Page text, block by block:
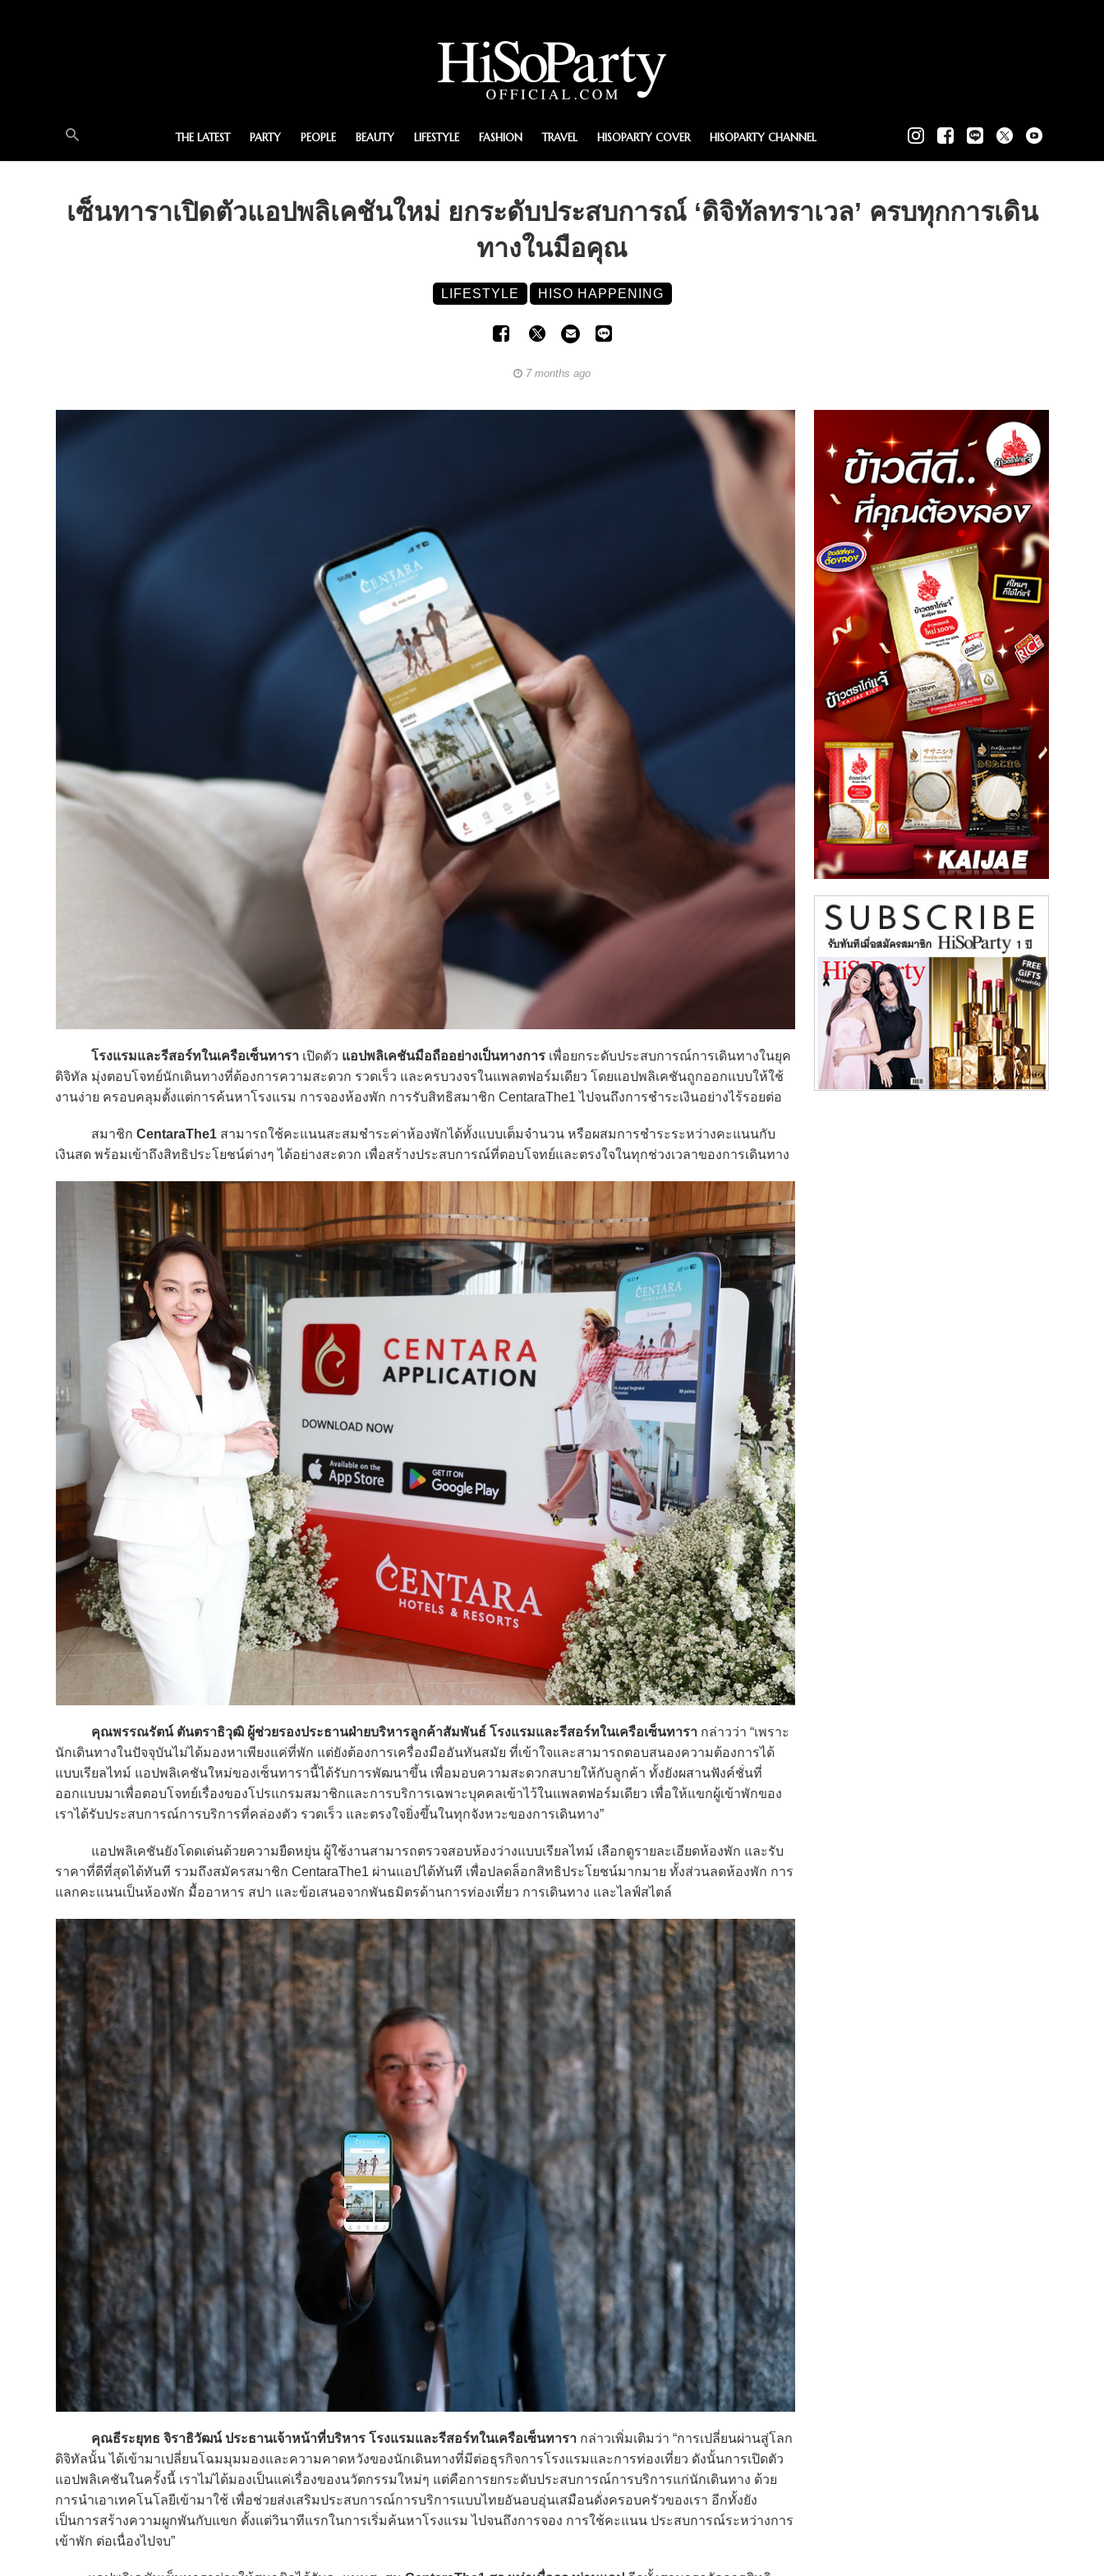
THE LATEST PARTY PEOPLE BEAUTY LIFESTYLE FASHION TRAVEL HISOPARTY COVER HISOPARTY CHANNEL
เซ็นทาราเปิดตัวแอปพลิเคชันใหม่ ยกระดับประสบการณ์ ‘ดิจิทัลทราเวล’ ครบทุกการเดิน
ทางในมือคุณ
LIFESTYLE HISO HAPPENING
7 months ago
โรงแรมและรีสอร์ทในเครือเซ็นทารา เปิดตัว แอปพลิเคชันมือถืออย่างเป็นทางการ เพื่อยกระดับประสบการณ์การเดินทางในยุค
ดิจิทัล มุ่งตอบโจทย์นักเดินทางที่ต้องการความสะดวก รวดเร็ว และครบวงจรในแพลตฟอร์มเดียว โดยแอปพลิเคชันถูกออกแบบให้ใช้
งานง่าย ครอบคลุมตั้งแต่การค้นหาโรงแรม การจองห้องพัก การรับสิทธิสมาชิก CentaraThe1 ไปจนถึงการชำระเงินอย่างไร้รอยต่อ
สมาชิก CentaraThe1 สามารถใช้คะแนนสะสมชำระค่าห้องพักได้ทั้งแบบเต็มจำนวน หรือผสมการชำระระหว่างคะแนนกับ
เงินสด พร้อมเข้าถึงสิทธิประโยชน์ต่างๆ ได้อย่างสะดวก เพื่อสร้างประสบการณ์ที่ตอบโจทย์และตรงใจในทุกช่วงเวลาของการเดินทาง
คุณพรรณรัตน์ ตันตราธิวุฒิ ผู้ช่วยรองประธานฝ่ายบริหารลูกค้าสัมพันธ์ โรงแรมและรีสอร์ทในเครือเซ็นทารา กล่าวว่า “เพราะ
นักเดินทางในปัจจุบันไม่ได้มองหาเพียงแค่ที่พัก แต่ยังต้องการเครื่องมืออันทันสมัย ที่เข้าใจและสามารถตอบสนองความต้องการได้
แบบเรียลไทม์ แอปพลิเคชันใหม่ของเซ็นทารานี้ได้รับการพัฒนาขึ้น เพื่อมอบความสะดวกสบายให้กับลูกค้า ทั้งยังผสานฟังค์ชั่นที่
ออกแบบมาเพื่อตอบโจทย์เรื่องของโปรแกรมสมาชิกและการบริการเฉพาะบุคคลเข้าไว้ในแพลตฟอร์มเดียว เพื่อให้แขกผู้เข้าพักของ
เราได้รับประสบการณ์การบริการที่คล่องตัว รวดเร็ว และตรงใจยิ่งขึ้นในทุกจังหวะของการเดินทาง”
แอปพลิเคชันยังโดดเด่นด้วยความยืดหยุ่น ผู้ใช้งานสามารถตรวจสอบห้องว่างแบบเรียลไทม์ เลือกดูรายละเอียดห้องพัก และรับ
ราคาที่ดีที่สุดได้ทันที รวมถึงสมัครสมาชิก CentaraThe1 ผ่านแอปได้ทันที เพื่อปลดล็อกสิทธิประโยชน์มากมาย ทั้งส่วนลดห้องพัก การ
แลกคะแนนเป็นห้องพัก มื้ออาหาร สปา และข้อเสนอจากพันธมิตรด้านการท่องเที่ยว การเดินทาง และไลฟ์สไตล์
คุณธีระยุทธ จิราธิวัฒน์ ประธานเจ้าหน้าที่บริหาร โรงแรมและรีสอร์ทในเครือเซ็นทารา กล่าวเพิ่มเติมว่า “การเปลี่ยนผ่านสู่โลก
ดิจิทัลนั้น ได้เข้ามาเปลี่ยนโฉมมุมมองและความคาดหวังของนักเดินทางที่มีต่อธุรกิจการโรงแรมและการท่องเที่ยว ดังนั้นการเปิดตัว
แอปพลิเคชันในครั้งนี้ เราไม่ได้มองเป็นแค่เรื่องของนวัตกรรมใหม่ๆ แต่คือการยกระดับประสบการณ์การบริการแก่นักเดินทาง ด้วย
การนำเอาเทคโนโลยีเข้ามาใช้ เพื่อช่วยส่งเสริมประสบการณ์การบริการแบบไทยอันอบอุ่นเสมือนดั่งครอบครัวของเรา อีกทั้งยัง
เป็นการสร้างความผูกพันกับแขก ตั้งแต่วินาทีแรกในการเริ่มค้นหาโรงแรม ไปจนถึงการจอง การใช้คะแนน ประสบการณ์ระหว่างการ
เข้าพัก ต่อเนื่องไปจบ”